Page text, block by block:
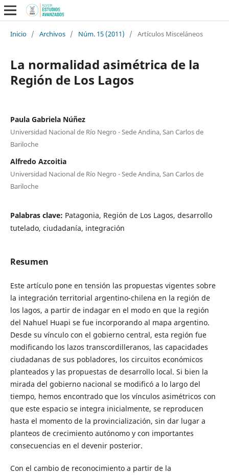
Inicio / Archivos / Núm. 15 (2011) / Artículos Misceláneos
La normalidad asimétrica de la
Región de Los Lagos
Paula Gabriela Núñez
Universidad Nacional de Río Negro - Sede Andina, San Carlos de
Bariloche
Alfredo Azcoitia
Universidad Nacional de Río Negro - Sede Andina, San Carlos de
Bariloche
Palabras clave: Patagonia, Región de Los Lagos, desarrollo
tutelado, ciudadanía, integración
Resumen
Este artículo pone en tensión las propuestas vigentes sobre
la integración territorial argentino-chilena en la región de
los lagos, a partir de indagar en el modo en que la región
del Nahuel Huapi se fue incorporando al mapa argentino.
Desde su vínculo con el gobierno central, esta región fue
modificando los lazos transcordilleranos, las capacidades
ciudadanas de sus pobladores, los circuitos económicos
planteados y las propuestas de desarrollo local. Si bien la
mirada del gobierno nacional se modificó a lo largo del
tiempo, hemos encontrado que los vínculos asimétricos con
que este espacio se integra inicialmente, se reproducen
hasta el momento de la provincialización, sin dar lugar a
planteos de crecimiento autónomo y con importantes
consecuencias en el devenir posterior.
Con el cambio de reconocimiento a partir de la